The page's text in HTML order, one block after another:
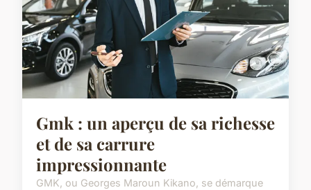
Gmk : un aperçu de sa richesse
et de sa carrure
impressionnante
GMK, ou Georges Maroun Kikano, se démarque